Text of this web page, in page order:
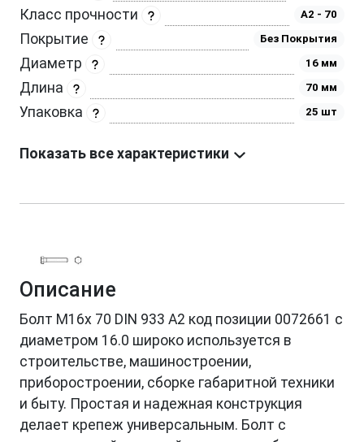
Класс прочности A2 - 70
Покрытие Без Покрытия
Диаметр 16 мм
Длина 70 мм
Упаковка 25 шт
Показать все характеристики
Описание
Болт М16х 70 DIN 933 A2 код позиции 0072661 с
диаметром 16.0 широко используется в
строительстве, машиностроении,
приборостроении, сборке габаритной техники
и быту. Простая и надежная конструкция
делает крепеж универсальным. Болт с